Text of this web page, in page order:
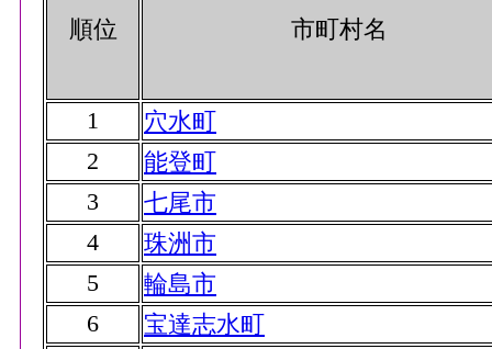
順位 市町村名
1
穴水町
2
能登町
3
七尾市
4
珠洲市
5
輪島市
6
宝達志水町